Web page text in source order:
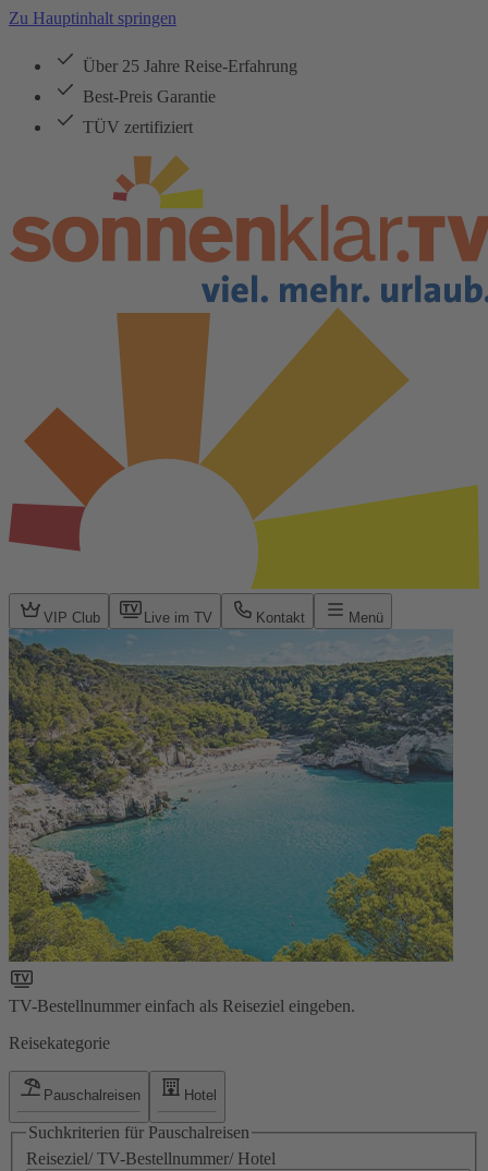
Zu Hauptinhalt springen
Über 25 Jahre Reise-Erfahrung
Best-Preis Garantie
TÜV zertifiziert
VIP Club Live im TV Kontakt Menü
TV-Bestellnummer einfach als Reiseziel eingeben.
Reisekategorie
Pauschalreisen Hotel
Suchkriterien für Pauschalreisen
Reiseziel/ TV-Bestellnummer/ Hotel